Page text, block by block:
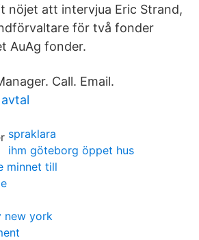
nöjet att intervjua Eric Strand,
för två fonder
AuAg fonder.
Call. Email.
spraklara
ihm göteborg öppet hus
minnet till
new york